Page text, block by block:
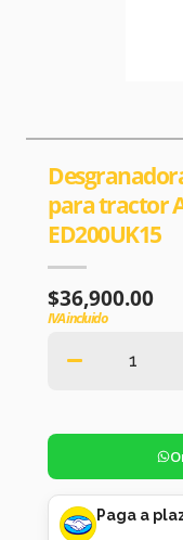
para tractor
ED200UK15
$36,900.00
IVA incluido
Paga a